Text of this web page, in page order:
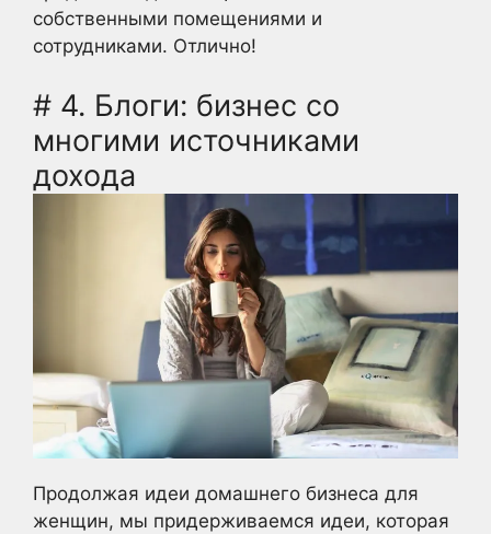
собственными помещениями и
сотрудниками. Отлично!
# 4. Блоги: бизнес со
многими источниками
дохода
Продолжая идеи домашнего бизнеса для
женщин, мы придерживаемся идеи, которая